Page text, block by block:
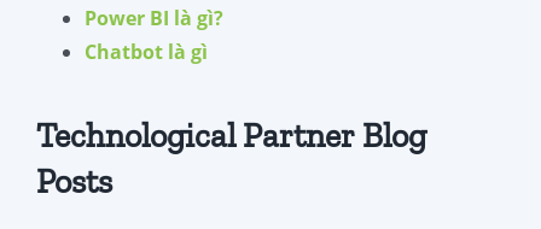
Power BI là gì?
Chatbot là gì
Technological Partner Blog
Posts